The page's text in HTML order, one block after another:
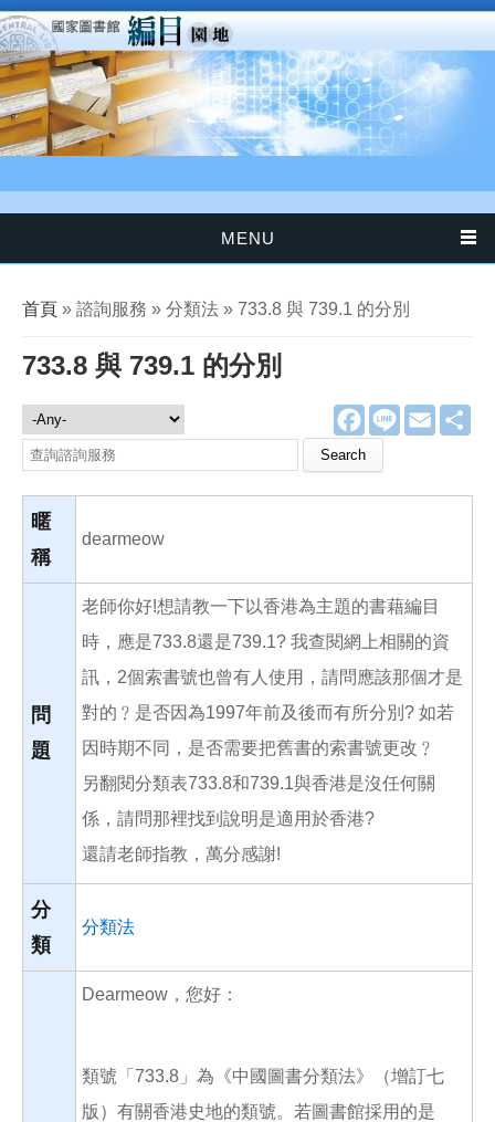
移至主內容
MENU
您在這裡
首頁 » 諮詢服務 » 分類法 » 733.8 與 739.1 的分別
733.8 與 739.1 的分別
F
a
e
o
L
E
m
諮詢服務
Search this site
暱
稱
dearmeow
問
題
老師你好!想請教一下以香港為主題的書藉編目
時，應是733.8還是739.1? 我查閱網上相關的資
訊，2個索書號也曾有人使用，請問應該那個才是
對的﹖是否因為1997年前及後而有所分別? 如若
因時期不同，是否需要把舊書的索書號更改﹖
另翻閱分類表733.8和739.1與香港是沒任何關
係，請問那裡找到說明是適用於香港?
還請老師指教，萬分感謝!
分
類
分類法
Dearmeow，您好：
類號「733.8」為《中國圖書分類法》（增訂七
版）有關香港史地的類號。若圖書館採用的是